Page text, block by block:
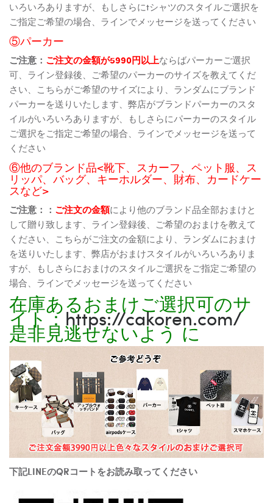
いろいろありますが、もしさらにtシャツのスタイルご選択を
ご指定ご希望の場合、ラインでメッセージを送ってください
⑤パーカー
ご注意： ご注文の金額が5990円以上ならばパーカーご選択
可、ライン登録後、ご希望のパーカーのサイズを教えてくだ
さい、こちらがご希望のサイズにより、ランダムにブランド
パーカーを送りいたします、弊店がブランドパーカーのスタ
イルがいろいろありますが、もしさらにパーカーのスタイル
ご選択をご指定ご希望の場合、ラインでメッセージを送って
ください
⑥他のブランド品<靴下、スカーフ、ペット服、ス
リッパ、バッグ、キーホルダー、財布、カードケー
スなど>
ご注意：： ご注文の金額により他のブランド品全部おまけと
して贈り致します、ライン登録後、ご希望のおまけを教えて
ください、こちらがご注文の金額により、ランダムにおまけ
を送りいたします、弊店がおまけスタイルがいろいろありま
すが、もしさらにおまけのスタイルご選択をご指定ご希望の
場合、ラインでメッセージを送ってください
在庫あるおまけご選択可のサ
イト：https://cakoren.com/
是非見逃せないよう に
下記LINEのQRコートをお読み取ってください